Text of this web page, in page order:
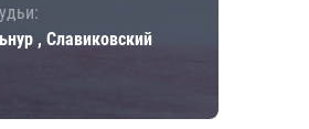
, Славиковский